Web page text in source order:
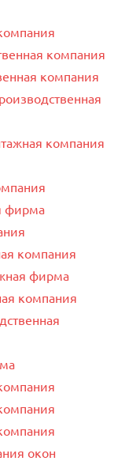
компания
компания
компания
фирма
компания
фирма
компания
окон